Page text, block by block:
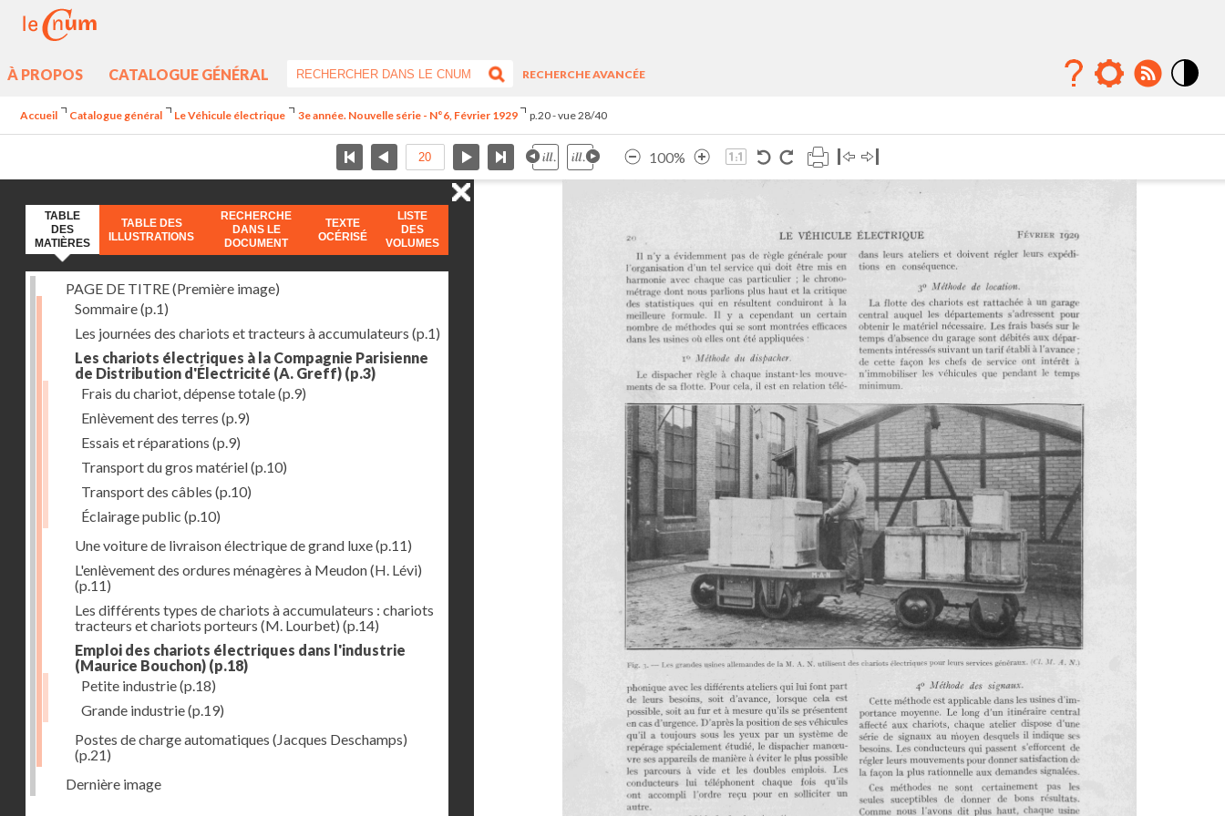
À PROPOS CATALOGUE GÉNÉRAL
RECHERCHE AVANCÉE
Accueil Catalogue général Le Véhicule électrique 3e année. Nouvelle série - N°6, Février 1929 p.20 - vue 28/40
100%
TABLE
DES
MATIÈRES
TABLE DES
ILLUSTRATIONS
RECHERCHE
DANS LE
DOCUMENT
TEXTE
OCÉRISÉ
LISTE
DES
VOLUMES
PAGE DE TITRE (Première image)
Sommaire(p.1)
Les journées des chariots et tracteurs à accumulateurs (p.1)
Les chariots électriques à la Compagnie Parisienne
de Distribution d'Électricité (A. Greff) (p.3)
Frais du chariot, dépense totale(p.9)
Enlèvement des terres (p.9)
Essais et réparations (p.9)
Transport du gros matériel(p.10)
Transport des câbles (p.10)
Éclairage public (p.10)
Une voiture de livraison électrique de grand luxe(p.11)
L'enlèvement des ordures ménagères à Meudon (H. Lévi)
(p.11)
Les différents types de chariots à accumulateurs : chariots
tracteurs et chariots porteurs (M. Lourbet) (p.14)
Emploi des chariots électriques dans l'industrie
(Maurice Bouchon) (p.18)
Petite industrie(p.18)
Grande industrie(p.19)
Postes de charge automatiques (Jacques Deschamps)
(p.21)
Dernière image